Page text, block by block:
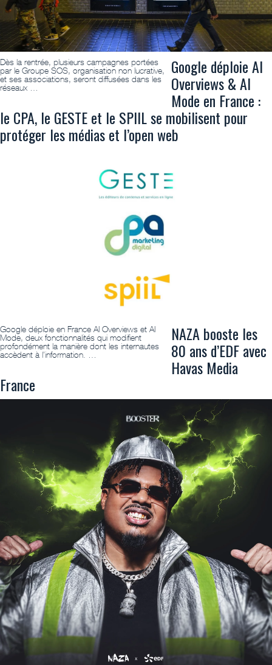
Dès la rentrée, plusieurs campagnes portées
par le Groupe SOS, organisation non lucrative,
et ses associations, seront diffusées dans les
réseaux …
Google déploie AI
Overviews & AI
Mode en France :
le CPA, le GESTE et le SPIIL se mobilisent pour
protéger les médias et l’open web
Google déploie en France AI Overviews et AI
Mode, deux fonctionnalités qui modifient
profondément la manière dont les internautes
accèdent à l’information. …
NAZA booste les
80 ans d’EDF avec
Havas Media
France